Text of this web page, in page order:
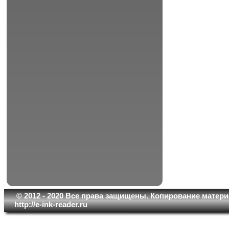
© 2012 - 2020 Все права защищены. Копирование
http://e-ink-reader.ru